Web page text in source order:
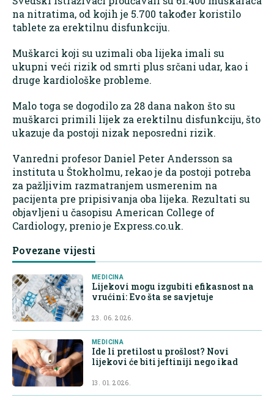
na nitratima, od kojih je 5.700 također koristilo
tablete za erektilnu disfunkciju.
Muškarci koji su uzimali oba lijeka imali su
ukupni veći rizik od smrti plus srčani udar, kao i
druge kardiološke probleme.
Malo toga se dogodilo za 28 dana nakon što su
muškarci primili lijek za erektilnu disfunkciju, što
ukazuje da postoji nizak neposredni rizik.
Vanredni profesor Daniel Peter Andersson sa
instituta u Štokholmu, rekao je da postoji potreba
za pažljivim razmatranjem usmerenim na
pacijenta pre pripisivanja oba lijeka. Rezultati su
objavljeni u časopisu American College of
Cardiology, prenio je Express.co.uk.
Povezane vijesti
MEDICINA
Lijekovi mogu izgubiti efikasnost na
vrućini: Evo šta se savjetuje
23. 06. 2026.
MEDICINA
Ide li pretilost u prošlost? Novi
lijekovi će biti jeftiniji nego ikad
13. 01. 2026.